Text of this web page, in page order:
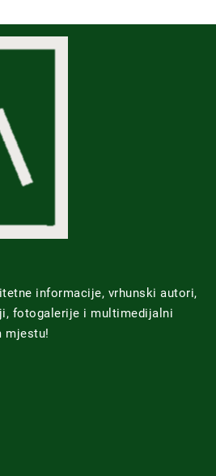
informacije, vrhunski autori,
fotogalerije i multimedijalni
mjestu!